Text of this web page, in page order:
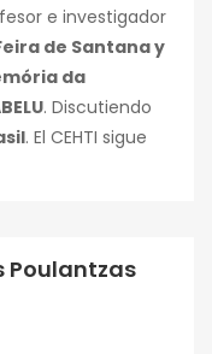
e investigador
de Santana y
da
. Discutiendo
. El CEHTI sigue
Poulantzas